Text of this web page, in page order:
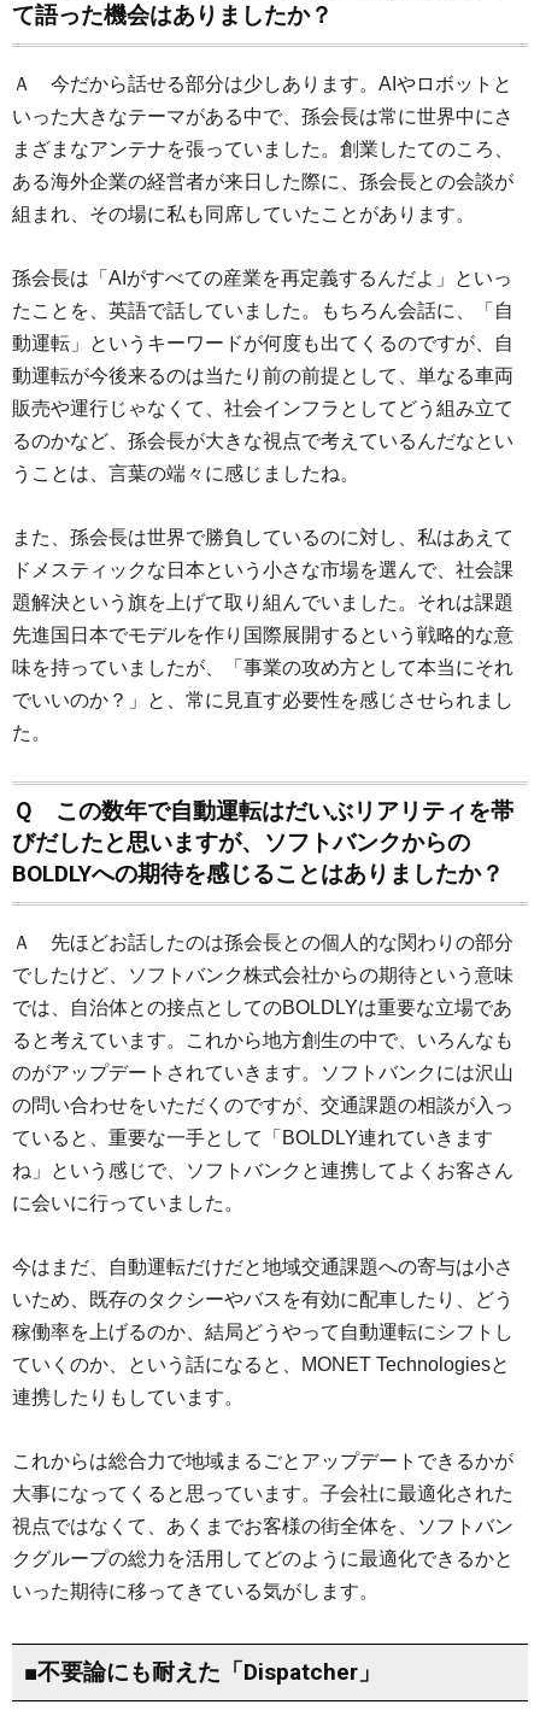
て語った機会はありましたか？
Ａ 今だから話せる部分は少しあります。AIやロボットと
いった大きなテーマがある中で、孫会長は常に世界中にさ
まざまなアンテナを張っていました。創業したてのころ、
ある海外企業の経営者が来日した際に、孫会長との会談が
組まれ、その場に私も同席していたことがあります。
孫会長は「AIがすべての産業を再定義するんだよ」といっ
たことを、英語で話していました。もちろん会話に、「自
動運転」というキーワードが何度も出てくるのですが、自
動運転が今後来るのは当たり前の前提として、単なる車両
販売や運行じゃなくて、社会インフラとしてどう組み立て
るのかなど、孫会長が大きな視点で考えているんだなとい
うことは、言葉の端々に感じましたね。
また、孫会長は世界で勝負しているのに対し、私はあえて
ドメスティックな日本という小さな市場を選んで、社会課
題解決という旗を上げて取り組んでいました。それは課題
先進国日本でモデルを作り国際展開するという戦略的な意
味を持っていましたが、「事業の攻め方として本当にそれ
でいいのか？」と、常に見直す必要性を感じさせられまし
た。
Ｑ この数年で自動運転はだいぶリアリティを帯
びだしたと思いますが、ソフトバンクからの
BOLDLYへの期待を感じることはありましたか？
Ａ 先ほどお話したのは孫会長との個人的な関わりの部分
でしたけど、ソフトバンク株式会社からの期待という意味
では、自治体との接点としてのBOLDLYは重要な立場であ
ると考えています。これから地方創生の中で、いろんなも
のがアップデートされていきます。ソフトバンクには沢山
の問い合わせをいただくのですが、交通課題の相談が入っ
ていると、重要な一手として「BOLDLY連れていきます
ね」という感じで、ソフトバンクと連携してよくお客さん
に会いに行っていました。
今はまだ、自動運転だけだと地域交通課題への寄与は小さ
いため、既存のタクシーやバスを有効に配車したり、どう
稼働率を上げるのか、結局どうやって自動運転にシフトし
ていくのか、という話になると、MONET Technologiesと
連携したりもしています。
これからは総合力で地域まるごとアップデートできるかが
大事になってくると思っています。子会社に最適化された
視点ではなくて、あくまでお客様の街全体を、ソフトバン
クグループの総力を活用してどのように最適化できるかと
いった期待に移ってきている気がします。
■不要論にも耐えた「Dispatcher」